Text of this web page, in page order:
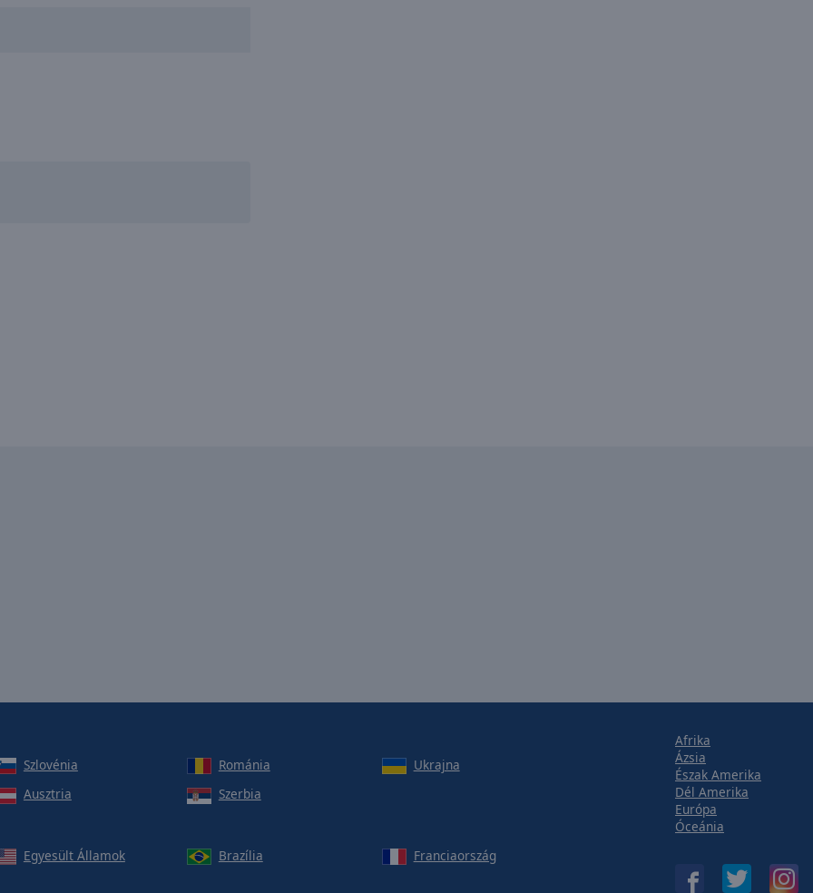
Szlovénia Románia
Ukrajna
Ausztria Szerbia
Egyesült Államok Brazília Franciaország
Afrika
Ázsia
Észak Amerika
Dél Amerika
Európa
Óceánia